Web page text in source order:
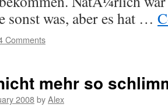
sonst was, aber es hat …
Comments
mehr so
2008byAlex